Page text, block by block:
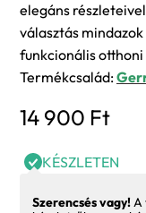
elegáns
választás
funkcionális
Termékcsalád:
14 900 Ft
KÉSZLETEN
Szerencsés vagy!A